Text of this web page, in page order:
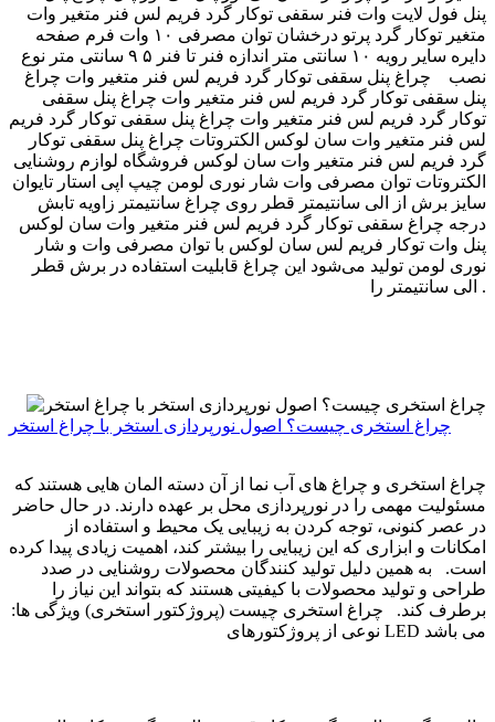
سقفی توکار گرد فریم لس فنر متغیر وات ‬‎ پنل فول لایت وات فنر
متغیر توکار گرد پرتو درخشان توان مصرفی ۱۰ وات فرم صفحه
دایره سایر رویه ۱۰ سانتی متر اندازه فنر تا فنر ۵ ۹ سانتی متر نوع
نصب چراغ پنل سقفی توکار گرد فریم لس فنر متغیر وات چراغ
پنل سقفی توکار گرد فریم لس فنر متغیر وات چراغ پنل سقفی
توکار گرد فریم لس فنر متغیر وات چراغ پنل سقفی توکار گرد فریم
لس فنر متغیر وات سان لوکس الکتروتات چراغ پنل سقفی توکار
گرد فریم لس فنر متغیر وات سان لوکس فروشگاه لوازم روشنایی
الکتروتات توان مصرفی وات شار نوری لومن چیپ اپی استار تایوان
سایز برش از الی سانتیمتر قطر روی چراغ سانتیمتر زاویه تابش
درجه چراغ سقفی توکار گرد فریم لس فنر متغیر وات سان لوکس
پنل وات توکار فریم لس سان لوکس با توان مصرفی وات و شار
نوری لومن تولید می‌شود این چراغ قابلیت استفاده در برش قطر
الی سانتیمتر را .
چراغ استخری چیست؟ اصول نورپردازی استخر با چراغ استخر
چراغ استخری و چراغ های آب نما از آن دسته المان هایی هستند که
مسئولیت مهمی را در نورپردازی محل بر عهده دارند. در حال حاضر
در عصر کنونی، توجه کردن به زیبایی یک محیط و استفاده از
امکانات و ابزاری که این زیبایی را بیشتر کند، اهمیت زیادی پیدا کرده
است. به همین دلیل تولید کنندگان محصولات روشنایی در صدد
طراحی و تولید محصولات با کیفیتی هستند که بتواند این نیاز را
برطرف کند. چراغ استخری چیست (پروژکتور استخری) ویژگی ها:
نوعی از پروژکتورهای LED می باشد